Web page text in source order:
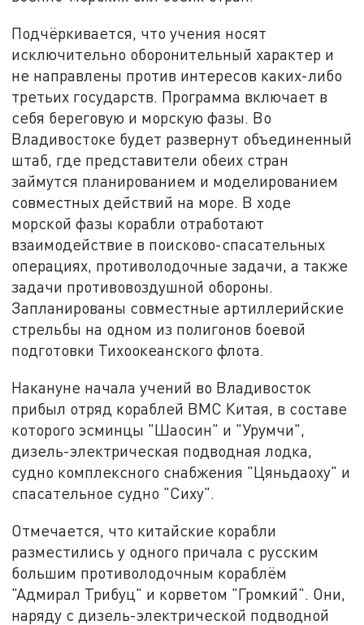
Подчёркивается, что учения носят
исключительно оборонительный характер и
не направлены против интересов каких-либо
третьих государств. Программа включает в
себя береговую и морскую фазы. Во
Владивостоке будет развернут объединенный
штаб, где представители обеих стран
займутся планированием и моделированием
совместных действий на море. В ходе
морской фазы корабли отработают
взаимодействие в поисково-спасательных
операциях, противолодочные задачи, а также
задачи противовоздушной обороны.
Запланированы совместные артиллерийские
стрельбы на одном из полигонов боевой
подготовки Тихоокеанского флота.
Накануне начала учений во Владивосток
прибыл отряд кораблей ВМС Китая, в составе
которого эсминцы "Шаосин" и "Урумчи",
дизель-электрическая подводная лодка,
судно комплексного снабжения "Цяньдаоху" и
спасательное судно "Сиху".
Отмечается, что китайские корабли
разместились у одного причала с русским
большим противолодочным кораблём
"Адмирал Трибуц" и корветом "Громкий". Они,
наряду с дизель-электрической подводной